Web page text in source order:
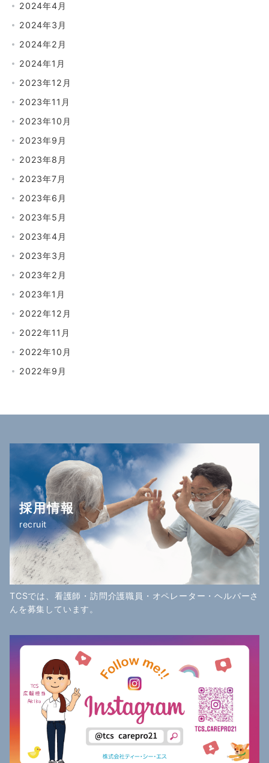
2024年4月
2024年3月
2024年2月
2024年1月
2023年12月
2023年11月
2023年10月
2023年9月
2023年8月
2023年7月
2023年6月
2023年5月
2023年4月
2023年3月
2023年2月
2023年1月
2022年12月
2022年11月
2022年10月
2022年9月
採用情報
recruit
TCSでは、看護師・訪問介護職員・オペレーター・ヘルパーさ
んを募集しています。